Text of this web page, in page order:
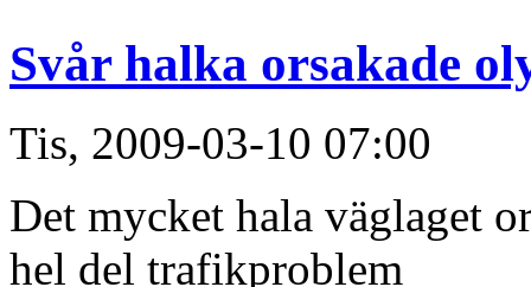
Svår halka orsakade
Tis, 2009-03-10 07:00
Det mycket hala väglaget
hel del trafikproblem